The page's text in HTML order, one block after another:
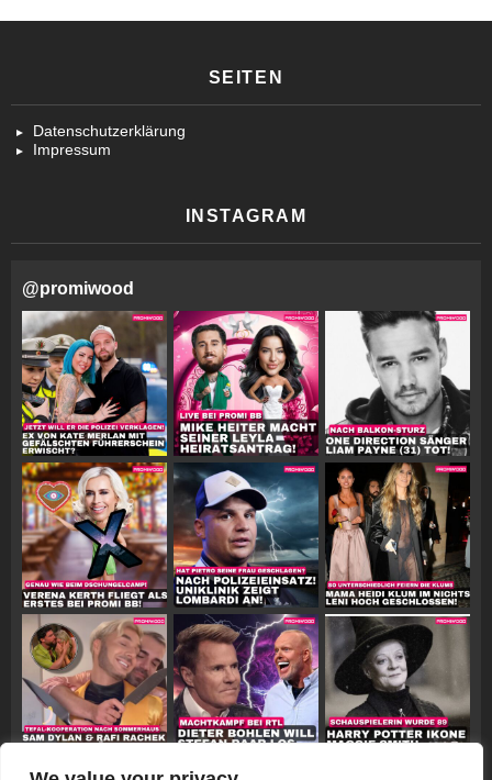
SEITEN
Datenschutzerklärung
Impressum
INSTAGRAM
@promiwood